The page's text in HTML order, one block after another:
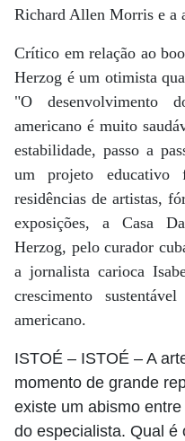
Richard Allen Morris e a
Crítico em relação ao
Herzog é um otimista
"O desenvolvimento
americano é muito
estabilidade, passo a
um projeto educativo
residências de artistas,
exposições, a Casa
Herzog, pelo curador
a jornalista carioca
crescimento
americano.
ISTOÉ – ISTOÉ – A
momento de grande
existe um abismo
do especialista. Qual é